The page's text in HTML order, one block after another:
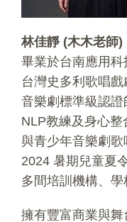
林佳靜 (木木老師
畢業於台南應用
台灣史多利歌唱
音樂劇標準級認證
NLP教練及身心
與青少年音樂劇
2024 暑期兒童夏
多間培訓機構、學
擁有豐富商業與